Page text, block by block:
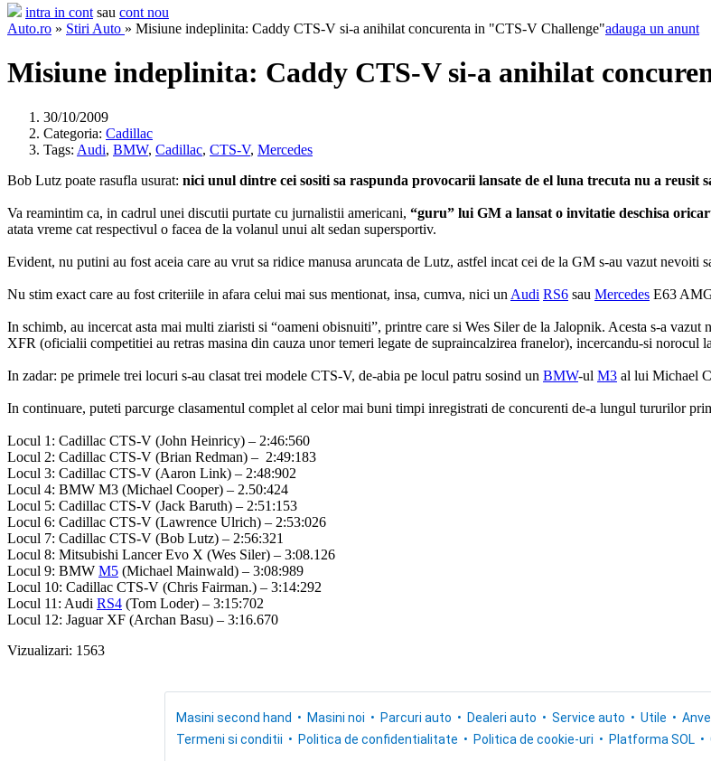
intra in cont sau cont nou
Auto.ro » Stiri Auto » Misiune indeplinita: Caddy CTS-V si-a anihilat concurenta in "CTS-V Challenge"adauga un anunt
Misiune indeplinita: Caddy CTS-V si-a anihilat
30/10/2009
Categoria: Cadillac
Tags: Audi, BMW, Cadillac, CTS-V, Mercedes
Bob Lutz poate rasufla usurat: nici unul dintre cei sositi sa raspunda provocarii lansate de el luna trecuta nu a reusit
Va reamintim ca, in cadrul unei discutii purtate cu jurnalistii americani, “guru” lui GM a lansat o invitatie deschisa
atata vreme cat respectivul o facea de la volanul unui alt sedan supersportiv.
Evident, nu putini au fost aceia care au vrut sa ridice manusa aruncata de Lutz, astfel incat cei de la GM s-au vazut nevoiti
Nu stim exact care au fost criteriile in afara celui mai sus mentionat, insa, cumva, nici un Audi RS6 sau Mercedes E63
In schimb, au incercat asta mai multi ziaristi si “oameni obisnuiti”, printre care si Wes Siler de la Jalopnik. Acesta s-a
XFR (oficialii competitiei au retras masina din cauza unor temeri legate de supraincalzirea franelor), incercandu-si norocul
In zadar: pe primele trei locuri s-au clasat trei modele CTS-V, de-abia pe locul patru sosind un BMW-ul M3 al lui Michael
In continuare, puteti parcurge clasamentul complet al celor mai buni timpi inregistrati de concurenti de-a lungul tururilor
Locul 1: Cadillac CTS-V (John Heinricy) – 2:46:560
Locul 2: Cadillac CTS-V (Brian Redman) – 2:49:183
Locul 3: Cadillac CTS-V (Aaron Link) – 2:48:902
Locul 4: BMW M3 (Michael Cooper) – 2.50:424
Locul 5: Cadillac CTS-V (Jack Baruth) – 2:51:153
Locul 6: Cadillac CTS-V (Lawrence Ulrich) – 2:53:026
Locul 7: Cadillac CTS-V (Bob Lutz) – 2:56:321
Locul 8: Mitsubishi Lancer Evo X (Wes Siler) – 3:08.126
Locul 9: BMW M5 (Michael Mainwald) – 3:08:989
Locul 10: Cadillac CTS-V (Chris Fairman.) – 3:14:292
Locul 11: Audi RS4 (Tom Loder) – 3:15:702
Locul 12: Jaguar XF (Archan Basu) – 3:16.670
Vizualizari: 1563
Masini second hand Masini noi Parcuri auto Dealeri auto Service auto Utile
Termeni si conditii
Politica de confidentialitate Politica de cookie-uri Platforma SOL